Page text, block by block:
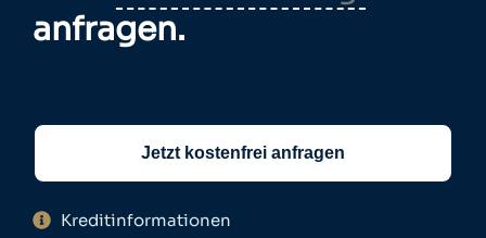
anfragen.
Jetzt kostenfrei anfragen
Kreditinformationen